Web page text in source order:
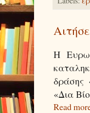
Η
δράσης
«Δια
Read